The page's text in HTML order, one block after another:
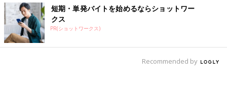
短期・単発バイトを始めるならショットワー
クス
PR(ショットワークス)
Recommended by